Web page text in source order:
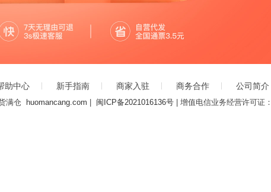
助中心 新手指南 商家入驻 商务合作 公司简介
满仓 huomancang.com 闽ICP备2021016136号| 增值电信业务经营许可证：